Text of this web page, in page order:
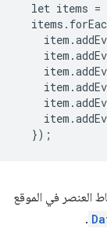
let items =
العنصر في الموقع
.